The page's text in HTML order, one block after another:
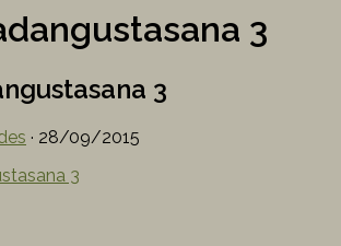
3
3
· 28/09/2015